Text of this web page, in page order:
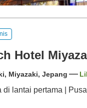
Hotel
Miyazaki, Jepang
di lantai pertama |